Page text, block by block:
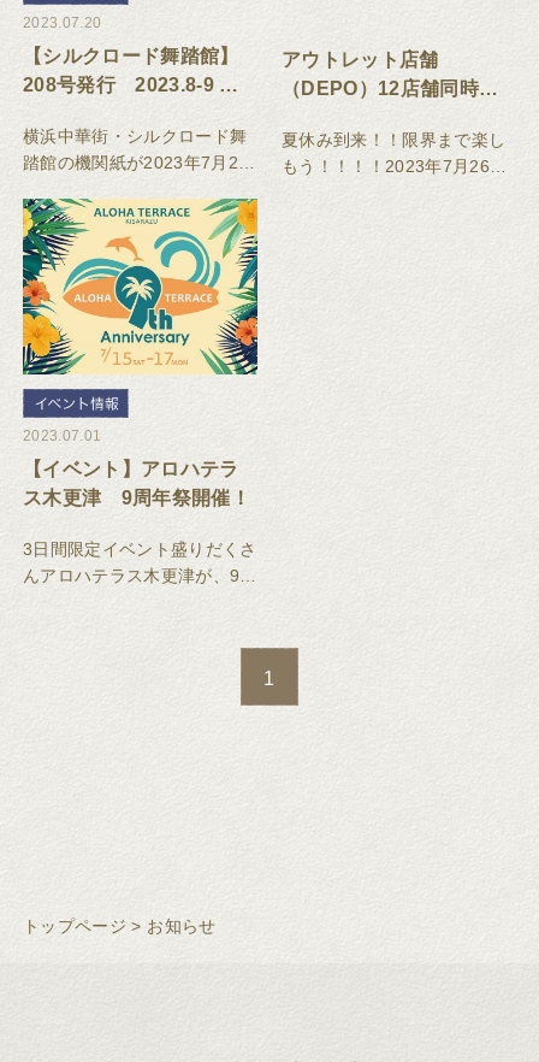
2023.07.20
【シルクロード舞踏館】
208号発行 2023.8-9 イ
ル
横浜中華街・シルクロード舞
踏館の機関紙が2023年7月20
アウトレット店舗
（DEPO）12店舗同時開
夏休み到来！！限界まで楽し
もう！！！！2023年7月26日
2023.07.01
【イベント】アロハテラ
ス木更津 9周年祭開催！
3日間限定イベント盛りだくさ
んアロハテラス木更津が、9周
1
トップページ > お知らせ